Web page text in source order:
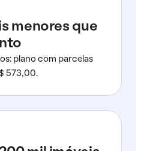
menores que
plano com parcelas
573,00.